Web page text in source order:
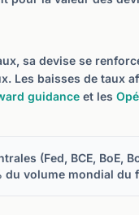
sa devise se
Les baisses de taux
guidance et les
(Fed, BCE, BoE,
du volume mondial du